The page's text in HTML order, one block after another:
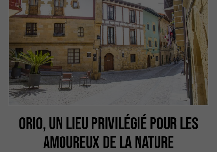
ORIO, UN LIEU PRIVILÉGIÉ POUR LES
AMOUREUX DE LA NATURE